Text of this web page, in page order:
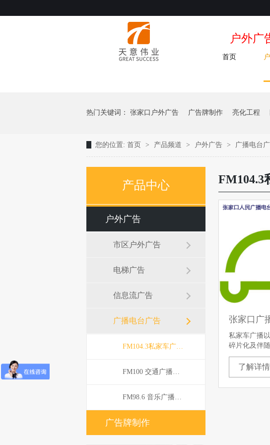
户外广
首页
热门关键词： 张家口户外广告 广告牌制作 亮化工程
您的位置: 首页 > 产品频道 > 户外广告 > 广播电台
产品中心
户外广告
市区户外广告
电梯广告
信息流广告
广播电台广告
FM104.3私家车广播广告
FM100 交通广播广告
FM98.6 音乐广播广告
广告牌制作
FM104.3
私家车广播
碎片化及伴
了解详情